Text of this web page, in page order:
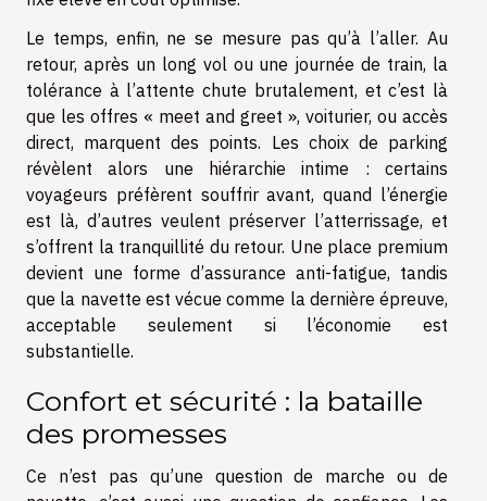
Le temps, enfin, ne se mesure pas qu’à l’aller. Au
retour, après un long vol ou une journée de train, la
tolérance à l’attente chute brutalement, et c’est là
que les offres « meet and greet », voiturier, ou accès
direct, marquent des points. Les choix de parking
révèlent alors une hiérarchie intime : certains
voyageurs préfèrent souffrir avant, quand l’énergie
est là, d’autres veulent préserver l’atterrissage, et
s’offrent la tranquillité du retour. Une place premium
devient une forme d’assurance anti-fatigue, tandis
que la navette est vécue comme la dernière épreuve,
acceptable seulement si l’économie est
substantielle.
Confort et sécurité : la bataille
des promesses
Ce n’est pas qu’une question de marche ou de